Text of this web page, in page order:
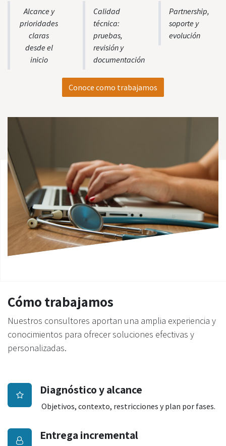
Alcance y
prioridades
claras
desde el
inicio
Calidad
técnica:
pruebas,
revisión y
documentación
Partnership,
soporte y
evolución
Conoce como trabajamos
Cómo trabajamos
Nuestros consultores aportan una amplia experiencia y
conocimientos para ofrecer soluciones efectivas y
personalizadas.
Diagnóstico y alcance
Objetivos, contexto, restricciones y plan por fases.
Entrega incremental